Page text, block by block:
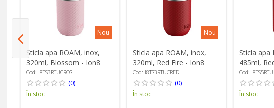
Nou
Sticla apa ROAM, inox,
320ml, Blossom - Ion8
Cod: I8TS3RTUCROS
(0)
În stoc
Nou
Sticla apa ROAM, inox,
320ml, Red Fire - Ion8
Cod: I8TS3RTUCRED
(0)
În stoc
Sticla apa
485ml,
Cod:
În stoc